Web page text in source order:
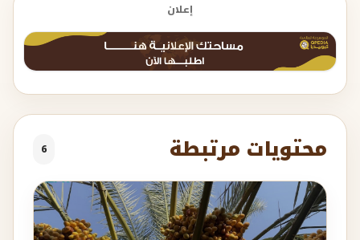
إعلان
محتويات مرتبطة 6